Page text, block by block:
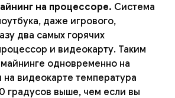
на процессоре. Система
даже игрового,
два самых горячих
и видеокарту. Таким
одновременно на
видеокарте температура
градусов выше, чем если вы